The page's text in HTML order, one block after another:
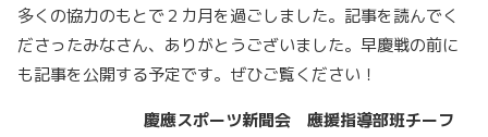
多くの協力のもとで２カ月を過ごしました。記事を読んでく
ださったみなさん、ありがとうございました。早慶戦の前に
も記事を公開する予定です。ぜひご覧ください！
慶應スポーツ新聞会 應援指導部班チーフ